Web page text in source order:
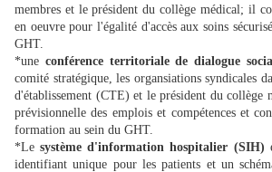
membres et le président du collège médical; il
en oeuvre pour l'égalité d'accès aux soins
GHT.
*une conférence territoriale de dialogue
comité stratégique, les organsiations syndicales
d'établissement (CTE) et le président du collège
prévisionnelle des emplois et compétences et
formation au sein du GHT.
*Lesystème d'information hospitalier (SIH)
identifiant unique pour les patients et un